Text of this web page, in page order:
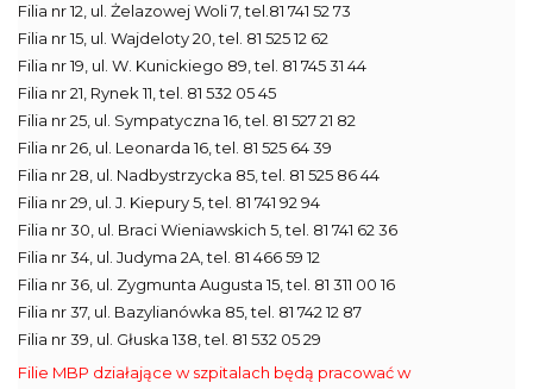
Filia nr 12, ul. Żelazowej Woli 7, tel.81 741 52 73
Filia nr 15, ul. Wajdeloty 20, tel. 81 525 12 62
Filia nr 19, ul. W. Kunickiego 89, tel. 81 745 31 44
Filia nr 21, Rynek 11, tel. 81 532 05 45
Filia nr 25, ul. Sympatyczna 16, tel. 81 527 21 82
Filia nr 26, ul. Leonarda 16, tel. 81 525 64 39
Filia nr 28, ul. Nadbystrzycka 85, tel. 81 525 86 44
Filia nr 29, ul. J. Kiepury 5, tel. 81 741 92 94
Filia nr 30, ul. Braci Wieniawskich 5, tel. 81 741 62 36
Filia nr 34, ul. Judyma 2A, tel. 81 466 59 12
Filia nr 36, ul. Zygmunta Augusta 15, tel. 81 311 00 16
Filia nr 37, ul. Bazylianówka 85, tel. 81 742 12 87
Filia nr 39, ul. Głuska 138, tel. 81 532 05 29
Filie MBP działające w szpitalach będą pracować w